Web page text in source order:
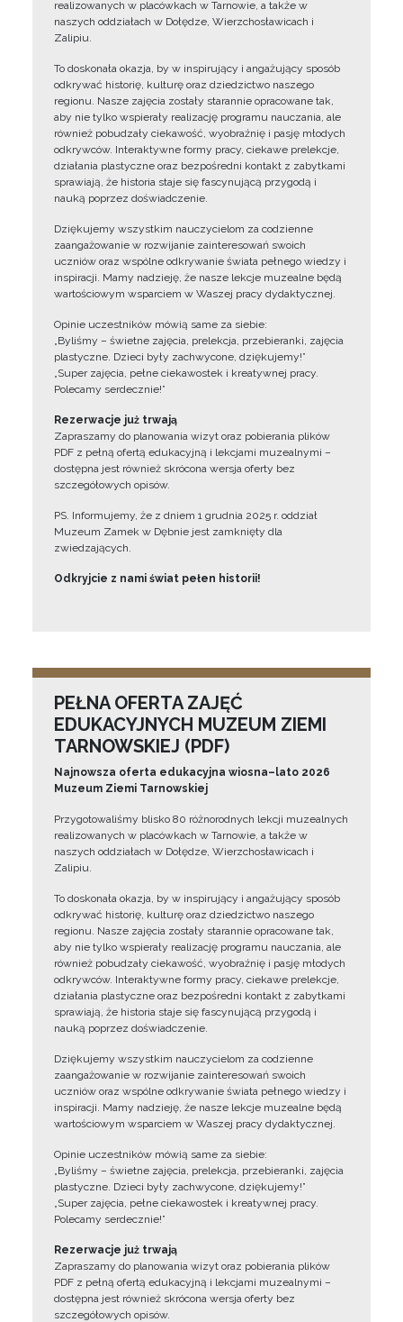
realizowanych w placówkach w Tarnowie, a także w
naszych oddziałach w Dołędze, Wierzchosławicach i
Zalipiu.
To doskonała okazja, by w inspirujący i angażujący sposób
odkrywać historię, kulturę oraz dziedzictwo naszego
regionu. Nasze zajęcia zostały starannie opracowane tak,
aby nie tylko wspierały realizację programu nauczania, ale
również pobudzały ciekawość, wyobraźnię i pasję młodych
odkrywców. Interaktywne formy pracy, ciekawe prelekcje,
działania plastyczne oraz bezpośredni kontakt z zabytkami
sprawiają, że historia staje się fascynującą przygodą i
nauką poprzez doświadczenie.
Dziękujemy wszystkim nauczycielom za codzienne
zaangażowanie w rozwijanie zainteresowań swoich
uczniów oraz wspólne odkrywanie świata pełnego wiedzy i
inspiracji. Mamy nadzieję, że nasze lekcje muzealne będą
wartościowym wsparciem w Waszej pracy dydaktycznej.
Opinie uczestników mówią same za siebie:
„Byliśmy – świetne zajęcia, prelekcja, przebieranki, zajęcia
plastyczne. Dzieci były zachwycone, dziękujemy!”
„Super zajęcia, pełne ciekawostek i kreatywnej pracy.
Polecamy serdecznie!”
Rezerwacje już trwają
Zapraszamy do planowania wizyt oraz pobierania plików
PDF z pełną ofertą edukacyjną i lekcjami muzealnymi –
dostępna jest również skrócona wersja oferty bez
szczegółowych opisów.
PS. Informujemy, że z dniem 1 grudnia 2025 r. oddział
Muzeum Zamek w Dębnie jest zamknięty dla
zwiedzających.
Odkryjcie z nami świat pełen historii!
PEŁNA OFERTA ZAJĘĆ
EDUKACYJNYCH MUZEUM ZIEMI
TARNOWSKIEJ (PDF)
Najnowsza oferta edukacyjna wiosna–lato 2026
Muzeum Ziemi Tarnowskiej
Przygotowaliśmy blisko 80 różnorodnych lekcji muzealnych
realizowanych w placówkach w Tarnowie, a także w
naszych oddziałach w Dołędze, Wierzchosławicach i
Zalipiu.
To doskonała okazja, by w inspirujący i angażujący sposób
odkrywać historię, kulturę oraz dziedzictwo naszego
regionu. Nasze zajęcia zostały starannie opracowane tak,
aby nie tylko wspierały realizację programu nauczania, ale
również pobudzały ciekawość, wyobraźnię i pasję młodych
odkrywców. Interaktywne formy pracy, ciekawe prelekcje,
działania plastyczne oraz bezpośredni kontakt z zabytkami
sprawiają, że historia staje się fascynującą przygodą i
nauką poprzez doświadczenie.
Dziękujemy wszystkim nauczycielom za codzienne
zaangażowanie w rozwijanie zainteresowań swoich
uczniów oraz wspólne odkrywanie świata pełnego wiedzy i
inspiracji. Mamy nadzieję, że nasze lekcje muzealne będą
wartościowym wsparciem w Waszej pracy dydaktycznej.
Opinie uczestników mówią same za siebie:
„Byliśmy – świetne zajęcia, prelekcja, przebieranki, zajęcia
plastyczne. Dzieci były zachwycone, dziękujemy!”
„Super zajęcia, pełne ciekawostek i kreatywnej pracy.
Polecamy serdecznie!”
Rezerwacje już trwają
Zapraszamy do planowania wizyt oraz pobierania plików
PDF z pełną ofertą edukacyjną i lekcjami muzealnymi –
dostępna jest również skrócona wersja oferty bez
szczegółowych opisów.